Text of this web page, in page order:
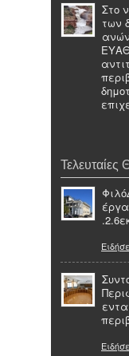
Στο
των
Τελευταίες